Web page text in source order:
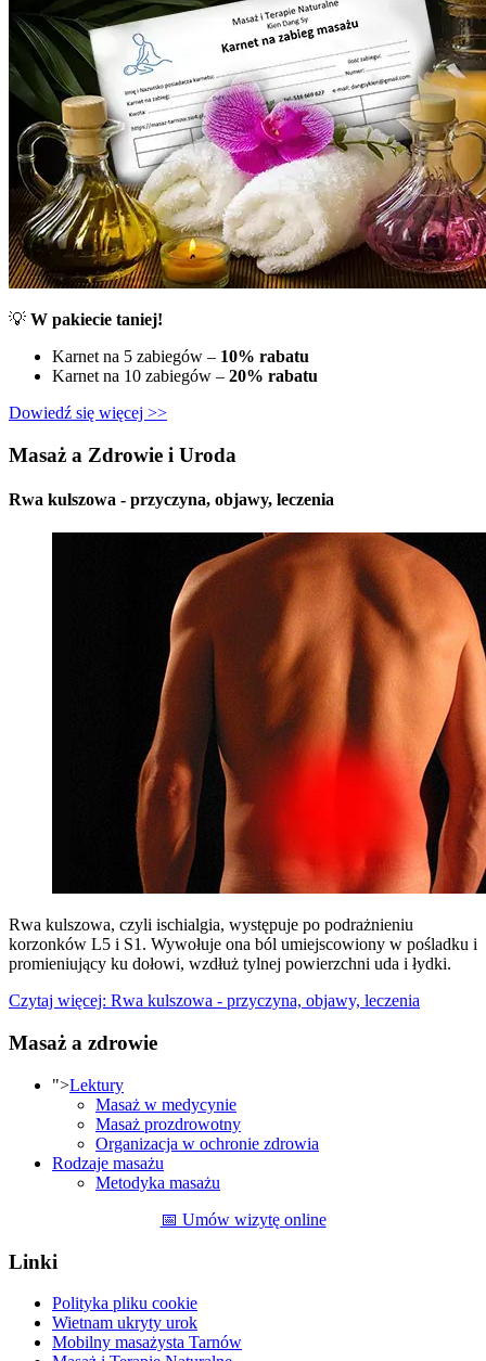
💡 W pakiecie taniej!
Karnet na 5 zabiegów – 10% rabatu
Karnet na 10 zabiegów – 20% rabatu
Dowiedź się więcej >>
Masaż a Zdrowie i Uroda
Rwa kulszowa - przyczyna, objawy, leczenia
Rwa kulszowa, czyli ischialgia, występuje po podrażnieniu
korzonków L5 i S1. Wywołuje ona ból umiejscowiony w pośladku i
promieniujący ku dołowi, wzdłuż tylnej powierzchni uda i łydki.
Czytaj więcej: Rwa kulszowa - przyczyna, objawy, leczenia
Masaż a zdrowie
">Lektury
Masaż w medycynie
Masaż prozdrowotny
Organizacja w ochronie zdrowia
Rodzaje masażu
Metodyka masażu
📅 Umów wizytę online
Linki
Polityka pliku cookie
Wietnam ukryty urok
Mobilny masażysta Tarnów